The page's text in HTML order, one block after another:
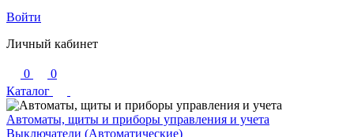
Войти
Личный кабинет
0
0
Каталог
Автоматы, щиты и приборы управления и учета
Выключатели (Автоматические)